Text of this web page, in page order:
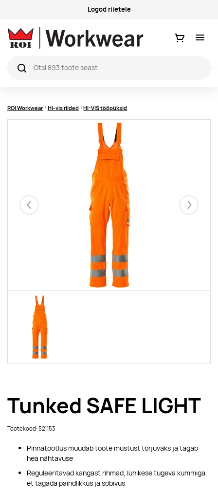
Logod riietele
Ostukorv
ROI Workwear Hi-vis riided HI-VIS tööpüksid
Eelmised
Tunked SAFE LIGHT
Tootekood: 521153
Pinnatöötlus muudab toote mustust tõrjuvaks ja tagab
hea nähtavuse
Reguleeritavad kangast rihmad, lühikese tugeva kummiga,
et tagada paindlikkus ja sobivus